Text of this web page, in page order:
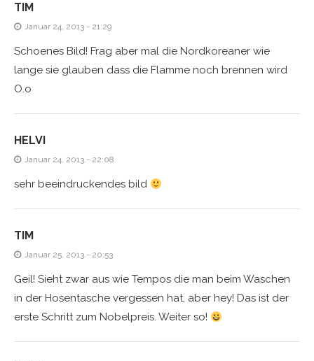
TIM
Januar 24, 2013 - 21:29
Schoenes Bild! Frag aber mal die Nordkoreaner wie
lange sie glauben dass die Flamme noch brennen wird
O.o
HELVI
Januar 24, 2013 - 22:08
sehr beeindruckendes bild
TIM
Januar 25, 2013 - 20:53
Geil! Sieht zwar aus wie Tempos die man beim Waschen
in der Hosentasche vergessen hat, aber hey! Das ist der
erste Schritt zum Nobelpreis. Weiter so!